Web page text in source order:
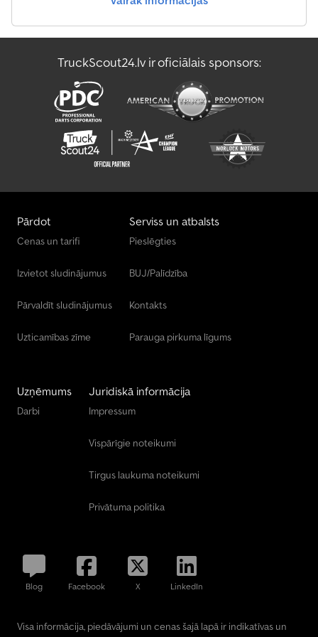
Terberg Standarta Vilcēja Vienība
Volvo Standarta Vilcēja Vienība
TruckScout24.lv ir oficiālais sponsors:
Pārdot
Cenas un tarifi
Izvietot sludinājumus
Pārvaldīt sludinājumus
Uzticamības zīme
Serviss un atbalsts
Pieslēgties
BUJ/Palīdzība
Kontakts
Parauga pirkuma līgums
Uzņēmums
Darbi
Juridiskā informācija
Impressum
Vispārīgie noteikumi
Tirgus laukuma noteikumi
Privātuma politika
Blog Facebook X LinkedIn
Visa informācija, piedāvājumi un cenas šajā lapā ir indikatīvas un